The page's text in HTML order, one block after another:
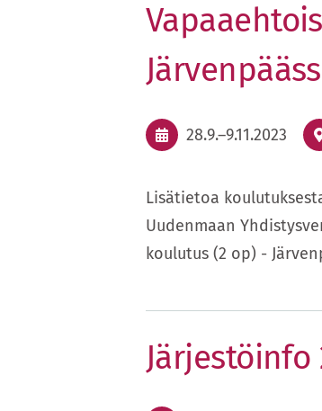
28.9.–9.11.2023
Lisätietoa
Uudenmaan
koulutus (2 op) -
Järjestöinfo